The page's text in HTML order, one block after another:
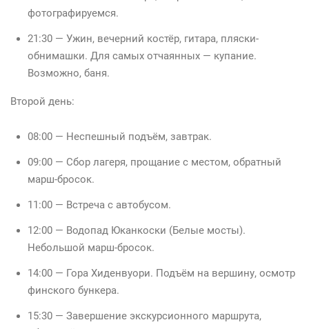
фотографируемся.
21:30 — Ужин, вечерний костёр, гитара, пляски-
обнимашки. Для самых отчаянных — купание.
Возможно, баня.
Второй день:
08:00 — Неспешный подъём, завтрак.
09:00 — Сбор лагеря, прощание с местом, обратный
марш-бросок.
11:00 — Встреча с автобусом.
12:00 — Водопад Юканкоски (Белые мосты).
Небольшой марш-бросок.
14:00 — Гора Хиденвуори. Подъём на вершину, осмотр
финского бункера.
15:30 — Завершение экскурсионного маршрута,